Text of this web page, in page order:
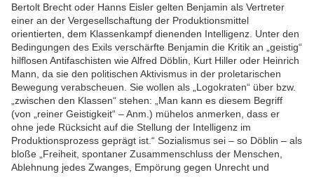
Bertolt Brecht oder Hanns Eisler gelten Benjamin als Vertreter
einer an der Vergesellschaftung der Produktionsmittel
orientierten, dem Klassenkampf dienenden Intelligenz. Unter den
Bedingungen des Exils verschärfte Benjamin die Kritik an „geistig“
hilflosen Antifaschisten wie Alfred Döblin, Kurt Hiller oder Heinrich
Mann, da sie den politischen Aktivismus in der proletarischen
Bewegung verabscheuen. Sie wollen als „Logokraten“ über bzw.
„zwischen den Klassen“ stehen: „Man kann es diesem Begriff
(von „reiner Geistigkeit“ – Anm.) mühelos anmerken, dass er
ohne jede Rücksicht auf die Stellung der Intelligenz im
Produktionsprozess geprägt ist.“ Sozialismus sei – so Döblin – als
bloße „Freiheit, spontaner Zusammenschluss der Menschen,
Ablehnung jedes Zwanges, Empörung gegen Unrecht und